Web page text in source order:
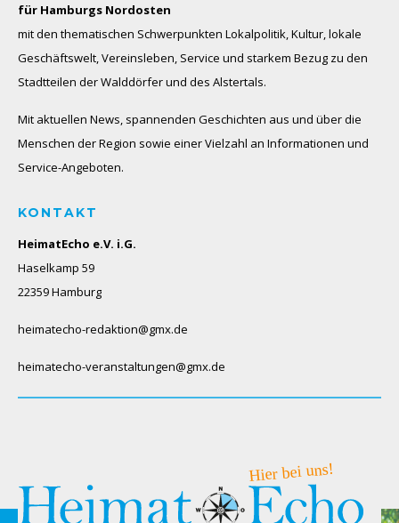
für Hamburgs Nordosten
mit den thematischen Schwerpunkten Lokalpolitik, Kultur, lokale
Geschäftswelt, Vereinsleben, Service und starkem Bezug zu den
Stadtteilen der Walddörfer und des Alstertals.
Mit aktuellen News, spannenden Geschichten aus und über die
Menschen der Region sowie einer Vielzahl an Informationen und
Service-Angeboten.
KONTAKT
HeimatEcho e.V. i.G.
Haselkamp 59
22359 Hamburg
heimatecho-redaktion@gmx.de
heimatecho-veranstaltungen@gmx.de